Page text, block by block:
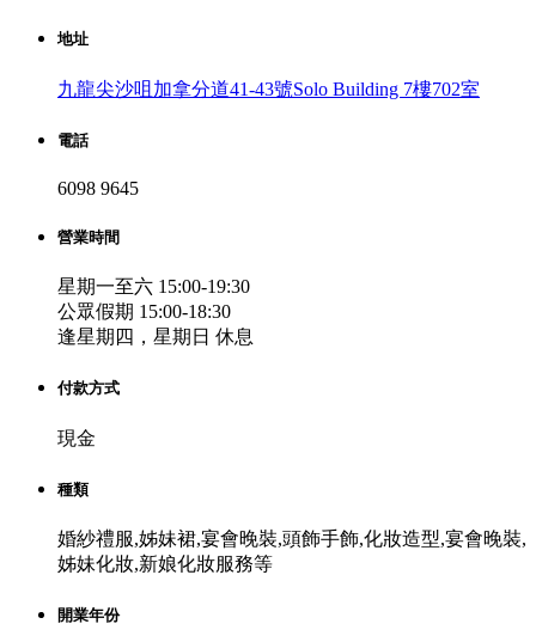
地址
九龍尖沙咀加拿分道41-43號Solo Building 7樓702室
電話
6098 9645
營業時間
星期一至六 15:00-19:30
公眾假期 15:00-18:30
逢星期四，星期日 休息
付款方式
現金
種類
婚紗禮服,姊妹裙,宴會晚裝,頭飾手飾,化妝造型,宴會晚裝,
姊妹化妝,新娘化妝服務等
開業年份